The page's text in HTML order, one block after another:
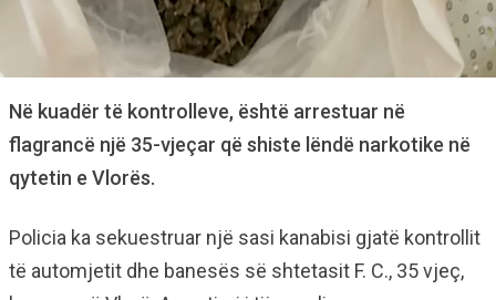
Në kuadër të kontrolleve, është arrestuar në
flagrancë një 35-vjeçar që shiste lëndë narkotike në
qytetin e Vlorës.
Policia ka sekuestruar një sasi kanabisi gjatë kontrollit
të automjetit dhe banesës së shtetasit F. C., 35 vjeç,